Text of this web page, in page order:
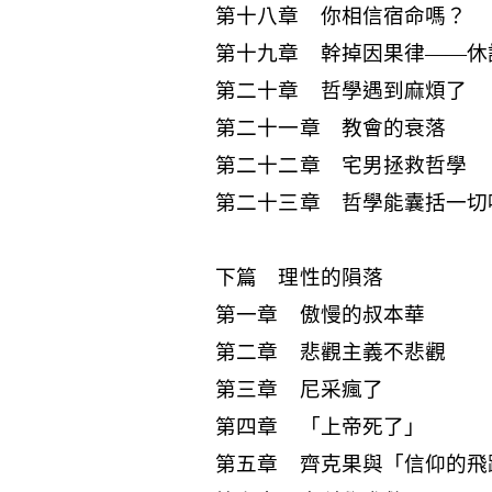
第十八章 你相信宿命嗎？
第十九章 幹掉因果律——休
第二十章 哲學遇到麻煩了
第二十一章 教會的衰落
第二十二章 宅男拯救哲學
第二十三章 哲學能囊括一切
下篇 理性的隕落
第一章 傲慢的叔本華
第二章 悲觀主義不悲觀
第三章 尼采瘋了
第四章 「上帝死了」
第五章 齊克果與「信仰的飛